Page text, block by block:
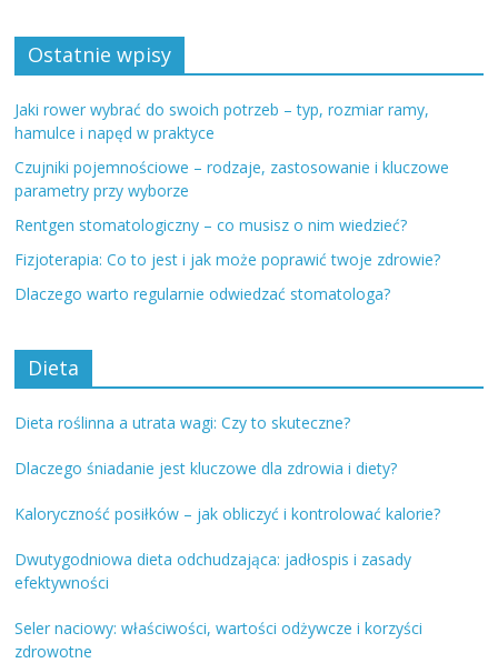
Ostatnie wpisy
Jaki rower wybrać do swoich potrzeb – typ, rozmiar ramy,
hamulce i napęd w praktyce
Czujniki pojemnościowe – rodzaje, zastosowanie i kluczowe
parametry przy wyborze
Rentgen stomatologiczny – co musisz o nim wiedzieć?
Fizjoterapia: Co to jest i jak może poprawić twoje zdrowie?
Dlaczego warto regularnie odwiedzać stomatologa?
Dieta
Dieta roślinna a utrata wagi: Czy to skuteczne?
Dlaczego śniadanie jest kluczowe dla zdrowia i diety?
Kaloryczność posiłków – jak obliczyć i kontrolować kalorie?
Dwutygodniowa dieta odchudzająca: jadłospis i zasady
efektywności
Seler naciowy: właściwości, wartości odżywcze i korzyści
zdrowotne